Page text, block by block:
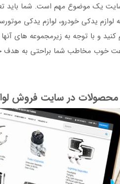
یک موضوع مهم است. شما باید
لوازم یدکی خودرو، لوازم یدکی
کنید و با توجه به زیرمجموعه های
خوب مخاطب شما براحتی به هدف
در سایت فروش